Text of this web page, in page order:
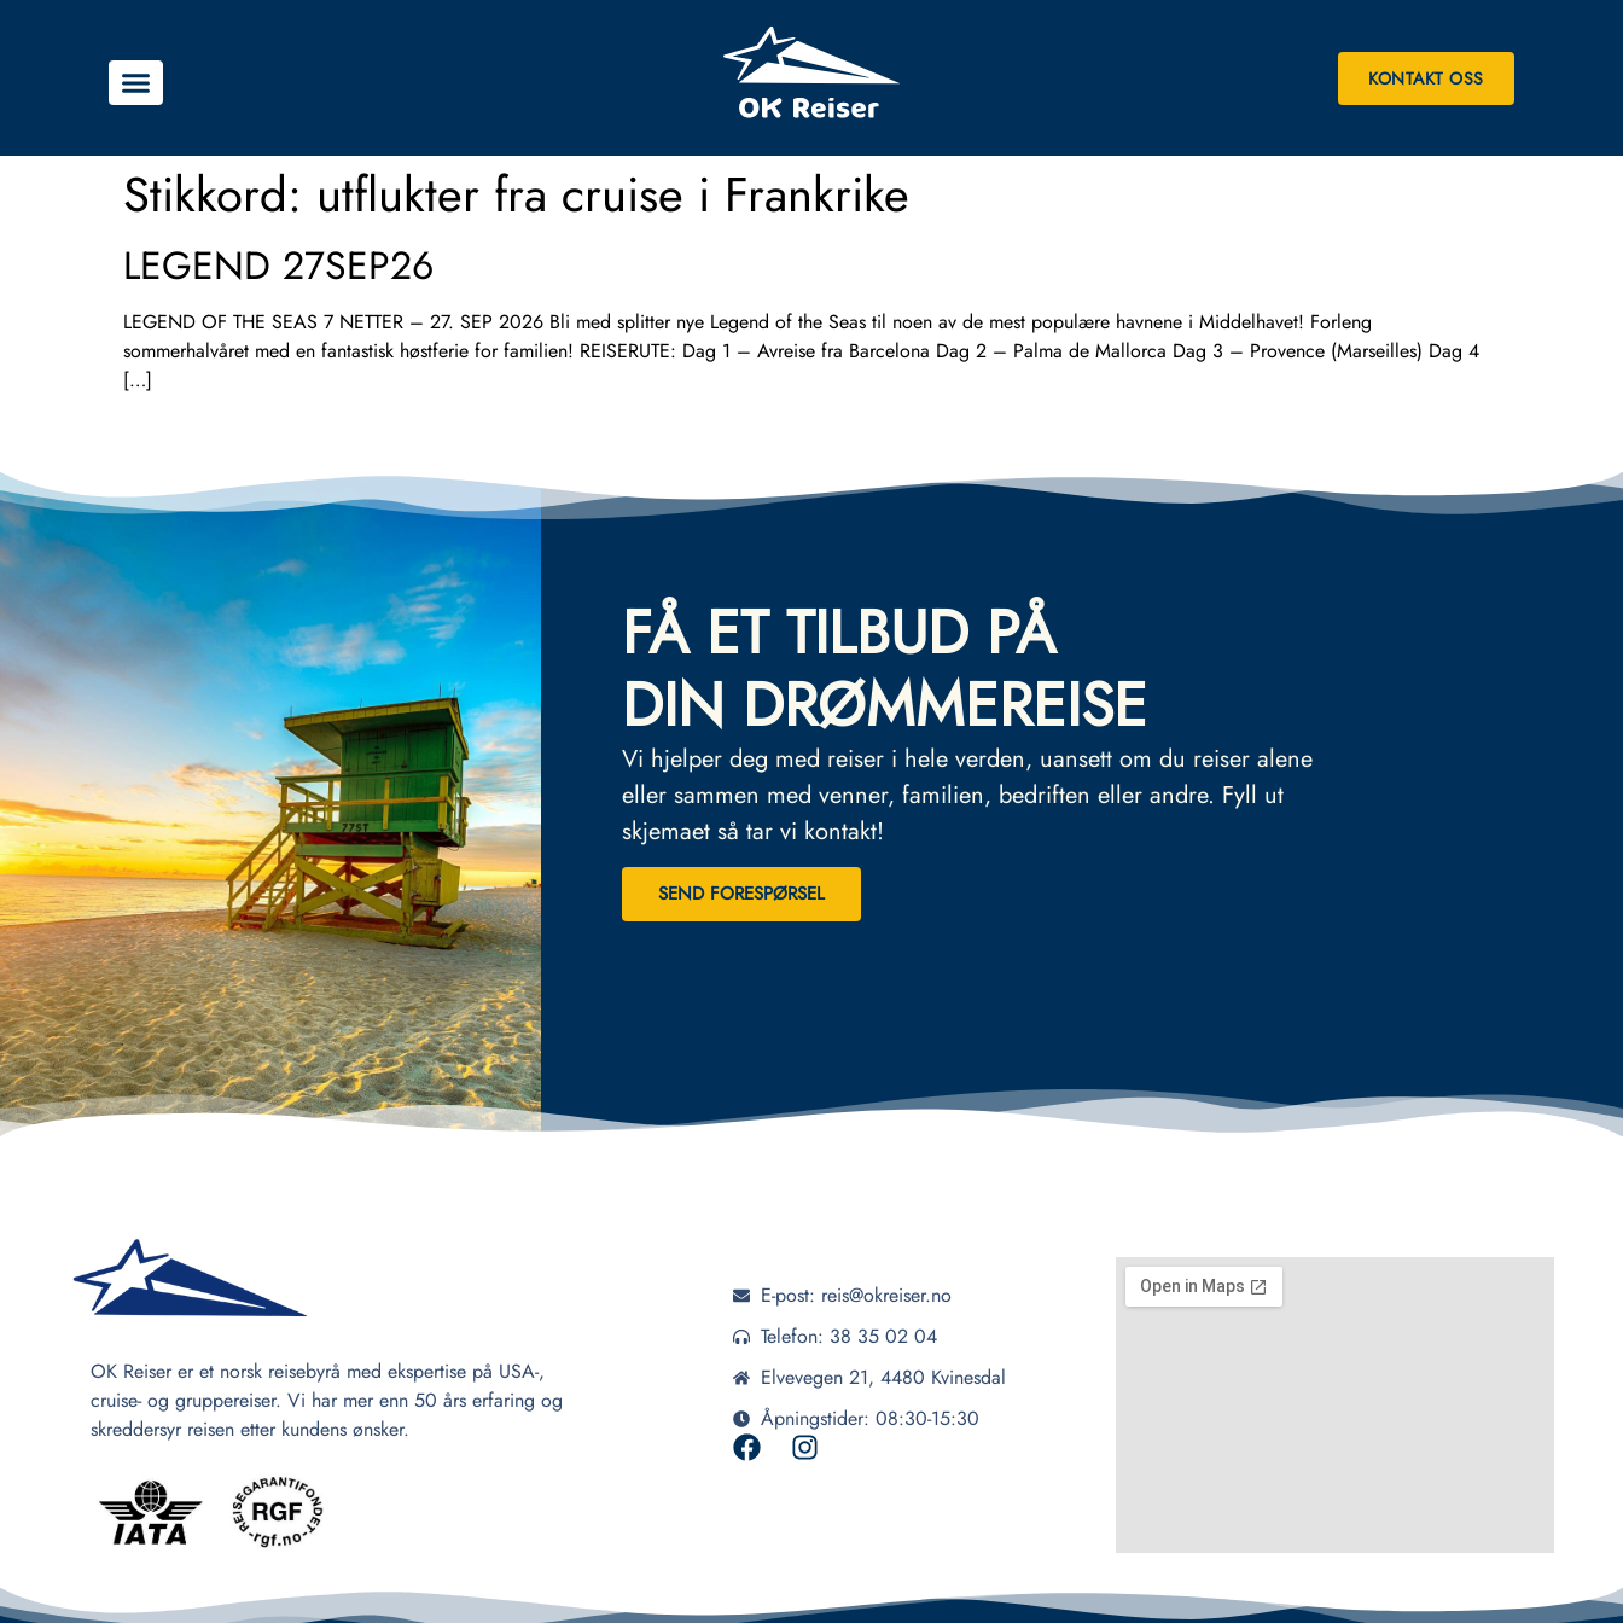
KONTAKT OSS
Stikkord: utflukter fra cruise i Frankrike
LEGEND 27SEP26
LEGEND OF THE SEAS 7 NETTER – 27. SEP 2026 Bli med splitter nye Legend of the Seas til noen av de mest populære havnene i Middelhavet! Forleng
sommerhalvåret med en fantastisk høstferie for familien! REISERUTE: Dag 1 – Avreise fra Barcelona Dag 2 – Palma de Mallorca Dag 3 – Provence (Marseilles) Dag 4
[…]
FÅ ET TILBUD PÅ
DIN DRØMMEREISE
Vi hjelper deg med reiser i hele verden, uansett om du reiser alene
eller sammen med venner, familien, bedriften eller andre. Fyll ut
skjemaet så tar vi kontakt!
SEND FORESPØRSEL
OK Reiser er et norsk reisebyrå med ekspertise på USA-,
cruise- og gruppereiser. Vi har mer enn 50 års erfaring og
skreddersyr reisen etter kundens ønsker.
E-post: reis@okreiser.no
Telefon: 38 35 02 04
Elvevegen 21, 4480 Kvinesdal
Åpningstider: 08:30-15:30